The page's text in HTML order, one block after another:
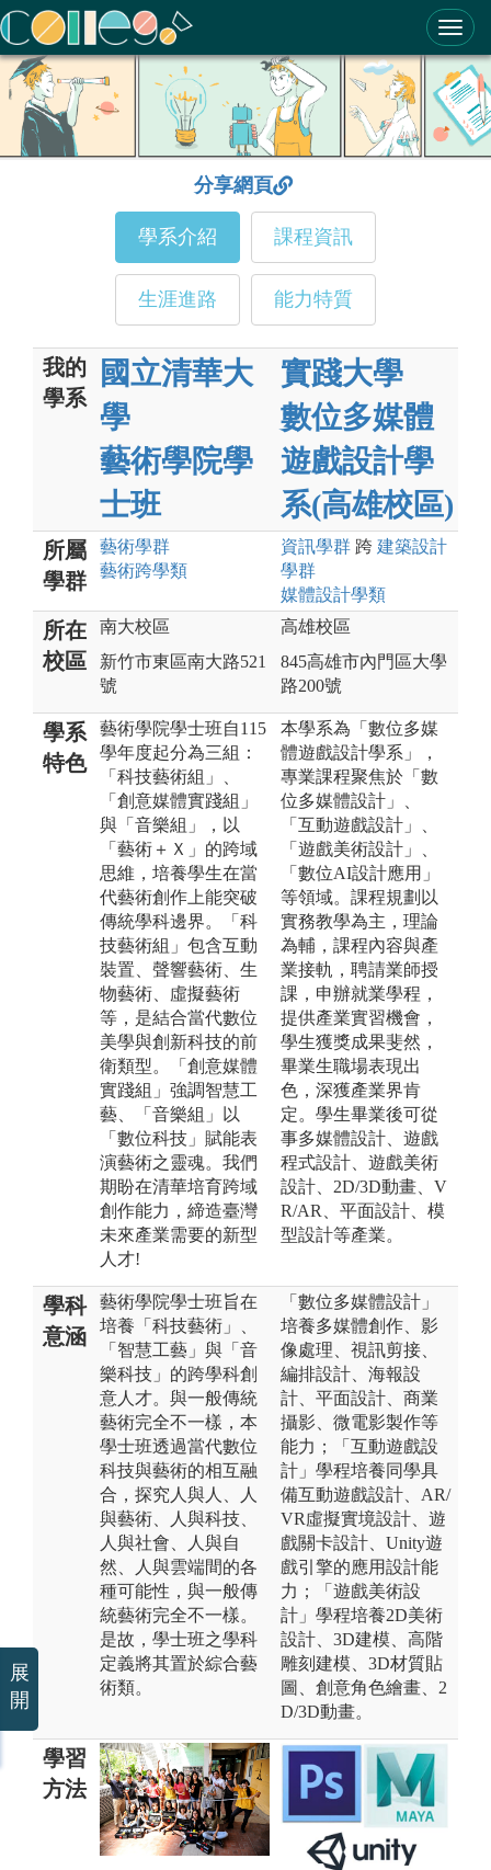
ColleGo! 大學選才與高中育才輔助系統
分享網頁
學系介紹 課程資訊
生涯進路 能力特質
我的
學系
國立清華大
學
藝術學院學
士班
實踐大學
數位多媒體
遊戲設計學
系(高雄校區)
所屬
學群
藝術學群
藝術跨學類
資訊學群 跨 建築設計
學群
媒體設計學類
所在
校區
南大校區
新竹市東區南大路521
號
高雄校區
845高雄市內門區大學
路200號
學系
特色
藝術學院學士班自115
學年度起分為三組：
「科技藝術組」、
「創意媒體實踐組」
與「音樂組」，以
「藝術＋Ｘ」的跨域
思維，培養學生在當
代藝術創作上能突破
傳統學科邊界。「科
技藝術組」包含互動
裝置、聲響藝術、生
物藝術、虛擬藝術
等，是結合當代數位
美學與創新科技的前
衛類型。「創意媒體
實踐組」強調智慧工
藝、「音樂組」以
「數位科技」賦能表
演藝術之靈魂。我們
期盼在清華培育跨域
創作能力，締造臺灣
未來產業需要的新型
人才!
本學系為「數位多媒
體遊戲設計學系」，
專業課程聚焦於「數
位多媒體設計」、
「互動遊戲設計」、
「遊戲美術設計」、
「數位AI設計應用」
等領域。課程規劃以
實務教學為主，理論
為輔，課程內容與產
業接軌，聘請業師授
課，申辦就業學程，
提供產業實習機會，
學生獲獎成果斐然，
畢業生職場表現出
色，深獲產業界肯
定。學生畢業後可從
事多媒體設計、遊戲
程式設計、遊戲美術
設計、2D/3D動畫、V
R/AR、平面設計、模
型設計等產業。
學科
意涵
藝術學院學士班旨在
培養「科技藝術」、
「智慧工藝」與「音
樂科技」的跨學科創
意人才。與一般傳統
藝術完全不一樣，本
學士班透過當代數位
科技與藝術的相互融
合，探究人與人、人
與藝術、人與科技、
人與社會、人與自
然、人與雲端間的各
種可能性，與一般傳
統藝術完全不一樣。
是故，學士班之學科
定義將其置於綜合藝
術類。
「數位多媒體設計」
培養多媒體創作、影
像處理、視訊剪接、
編排設計、海報設
計、平面設計、商業
攝影、微電影製作等
能力；「互動遊戲設
計」學程培養同學具
備互動遊戲設計、AR/
VR虛擬實境設計、遊
戲關卡設計、Unity遊
戲引擎的應用設計能
力；「遊戲美術設
計」學程培養2D美術
設計、3D建模、高階
雕刻建模、3D材質貼
圖、創意角色繪畫、2
D/3D動畫。
學習
方法
科技藝術，當
代藝術的 newt
展
開